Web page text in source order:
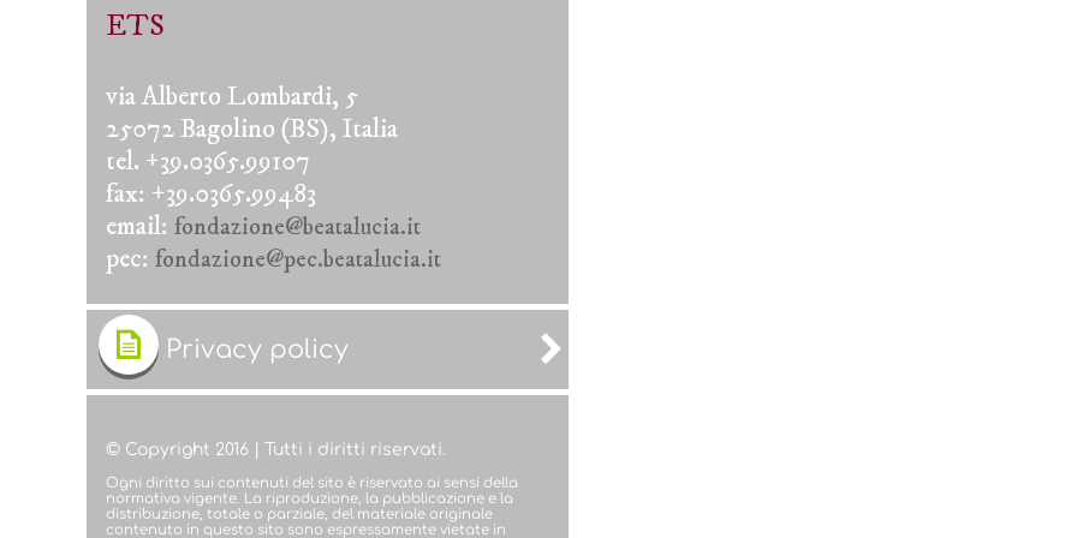
ETS
via Alberto Lombardi, 5
25072 Bagolino (BS), Italia
tel. +39.0365.99107
fax: +39.0365.99483
email:fondazione@beatalucia.it
pec:fondazione@pec.beatalucia.it
Privacy policy
© Copyright 2016 | Tutti i diritti riservati.
Ogni diritto sui contenuti del sito è riservato ai sensi della
normativa vigente. La riproduzione, la pubblicazione e la
distribuzione, totale o parziale, del materiale originale
contenuto in questo sito sono espressamente vietate in